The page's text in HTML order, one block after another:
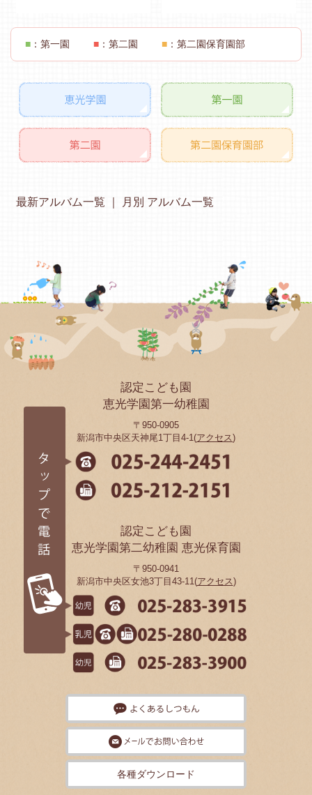
■ ：第一園 ■ ：第二園 ■ ：第二園保育園部
最新アルバム一覧 月別 アルバム一覧
認定こども園
恵光学園第一幼稚園
〒950-0905
新潟市中央区天神尾1丁目4-1(アクセス)
認定こども園
恵光学園第二幼稚園 恵光保育園
〒950-0941
新潟市中央区女池3丁目43-11(アクセス)
各種ダウンロード